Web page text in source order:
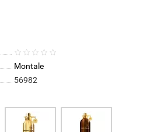
Montale
56982